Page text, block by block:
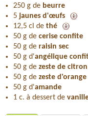
250 g de beurre
5 jaunes d'œufs
12,5 cl de thé
50 g de cerise confite
50 g de raisin sec
50 g d'angélique
50 g de zeste de
50 g de zeste
50 g d'amande
1 c. à dessert de